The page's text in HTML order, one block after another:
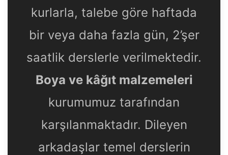
kurlarla, talebe göre haftada
bir veya daha fazla gün, 2’şer
saatlik derslerle verilmektedir.
Boya ve kâğıt malzemeleri
kurumumuz tarafından
karşılanmaktadır. Dileyen
arkadaşlar temel derslerin